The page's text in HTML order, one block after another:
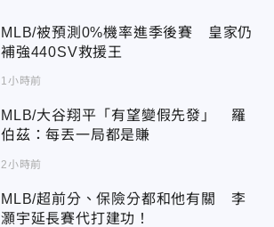
MLB/被預測0%機率進季後賽 皇家仍
補強440SV救援王
1小時前
MLB/大谷翔平「有望變假先發」 羅
伯茲：每丟一局都是賺
2小時前
MLB/超前分、保險分都和他有關 李
灝宇延長賽代打建功！